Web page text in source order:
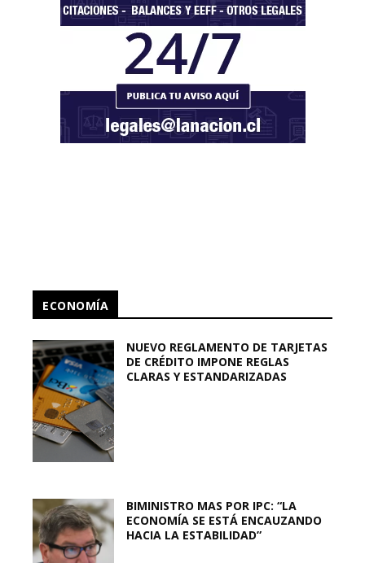
ECONOMÍA
NUEVO REGLAMENTO DE TARJETAS
DE CRÉDITO IMPONE REGLAS
CLARAS Y ESTANDARIZADAS
BIMINISTRO MAS POR IPC: “LA
ECONOMÍA SE ESTÁ ENCAUZANDO
HACIA LA ESTABILIDAD”